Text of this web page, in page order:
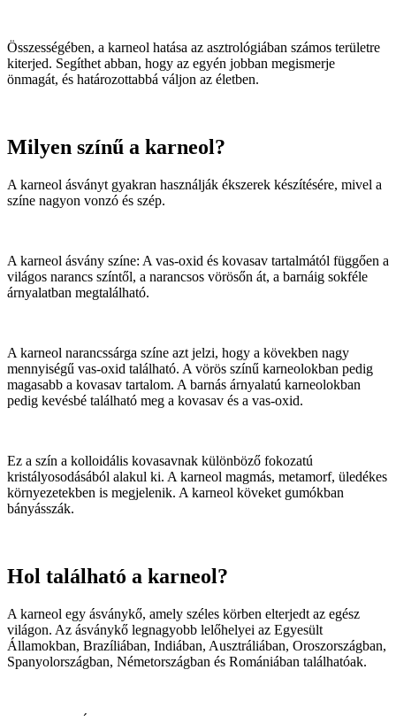
Összességében, a karneol hatása az asztrológiában számos területre
kiterjed. Segíthet abban, hogy az egyén jobban megismerje
önmagát, és határozottabbá váljon az életben.
Milyen színű a karneol?
A karneol ásványt gyakran használják ékszerek készítésére, mivel a
színe nagyon vonzó és szép.
A karneol ásvány színe: A vas-oxid és kovasav tartalmától függően a
világos narancs színtől, a narancsos vörösőn át, a barnáig sokféle
árnyalatban megtalálható.
A karneol narancssárga színe azt jelzi, hogy a kövekben nagy
mennyiségű vas-oxid található. A vörös színű karneolokban pedig
magasabb a kovasav tartalom. A barnás árnyalatú karneolokban
pedig kevésbé található meg a kovasav és a vas-oxid.
Ez a szín a kolloidális kovasavnak különböző fokozatú
kristályosodásából alakul ki. A karneol magmás, metamorf, üledékes
környezetekben is megjelenik. A karneol köveket gumókban
bányásszák.
Hol található a karneol?
A karneol egy ásványkő, amely széles körben elterjedt az egész
világon. Az ásványkő legnagyobb lelőhelyei az Egyesült
Államokban, Brazíliában, Indiában, Ausztráliában, Oroszországban,
Spanyolországban, Németországban és Romániában találhatóak.